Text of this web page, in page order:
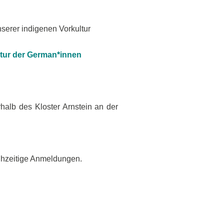
indigenen Vorkultur
der German*innen
des Kloster Arnstein an der
Anmeldungen.